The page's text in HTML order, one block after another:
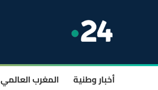
أخبار وطنية المغرب العالمي